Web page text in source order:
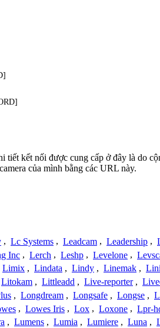
kết nối được cung cấp ở đây là do
của mình bằng các URL này.
, Lc Systems , Leadcam , Leadership ,
Inc , Lerch , Leshp , Levelone ,
Limix , Lindata , Lindy , Linemak ,
Litokam , Littleadd , Live-reporter ,
, Longdream , Longsafe , Longse ,
, Lowes Iris , Lox , Loxone , Lpr-
, Lumens , Lumia , Lumiere , Luna ,